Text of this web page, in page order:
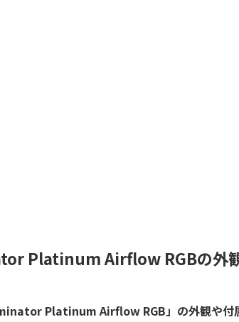
Platinum Airflow RGBの外
Platinum Airflow RGB」の外観や付